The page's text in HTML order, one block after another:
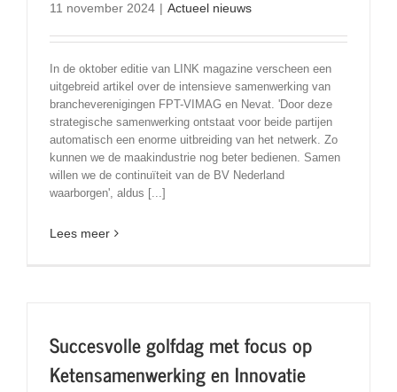
11 november 2024 | Actueel nieuws
In de oktober editie van LINK magazine verscheen een
uitgebreid artikel over de intensieve samenwerking van
brancheverenigingen FPT-VIMAG en Nevat. 'Door deze
strategische samenwerking ontstaat voor beide partijen
automatisch een enorme uitbreiding van het netwerk. Zo
kunnen we de maakindustrie nog beter bedienen. Samen
willen we de continuïteit van de BV Nederland
waarborgen', aldus [...]
Lees meer
Succesvolle golfdag met focus op
Ketensamenwerking en Innovatie